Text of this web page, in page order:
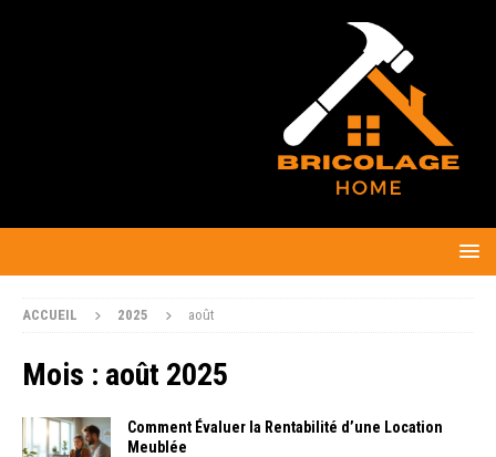
ACCUEIL 2025 août
Mois : août 2025
Comment Évaluer la Rentabilité d’une Location
Meublée